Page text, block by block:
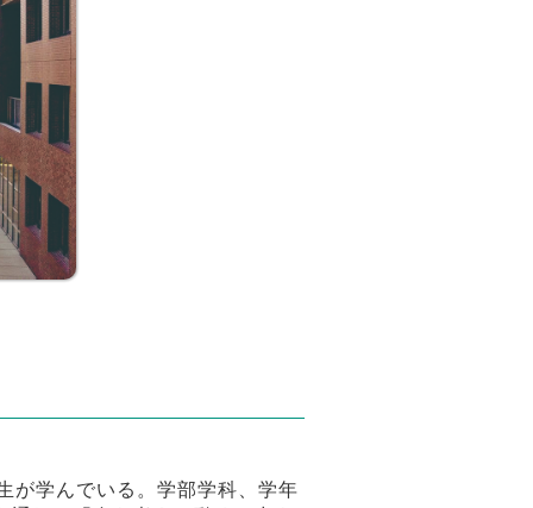
が学んでいる。学部学科、学年